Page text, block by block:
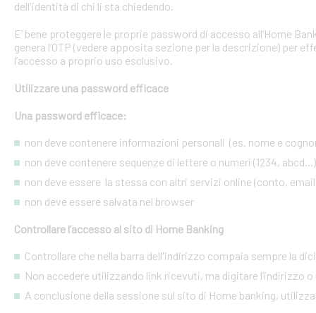
dell'identità di chi li sta chiedendo.
E’ bene proteggere le proprie password di accesso all’Home
genera l’OTP (vedere apposita sezione per la descrizione) per
l’accesso a proprio uso esclusivo.
Utilizzare una password efficace
Una password efficace:
non deve contenere informazioni personali (es. nome e
non deve contenere sequenze di lettere o numeri (1234, abcd...)
non deve essere la stessa con altri servizi online (conto,
non deve essere salvata nel browser
Controllare l’accesso al sito di Home Banking
Controllare che nella barra dell'indirizzo compaia sempre la
Non accedere utilizzando link ricevuti, ma digitare l’indirizzo
A conclusione della sessione sul sito di Home banking,